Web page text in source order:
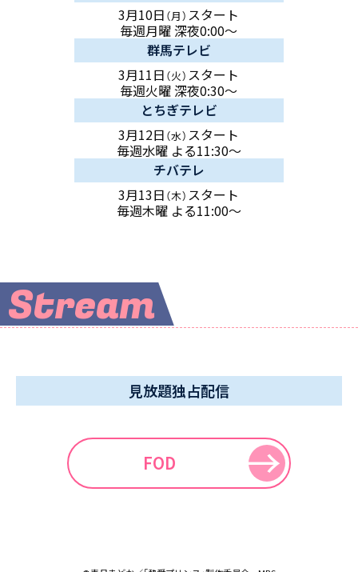
3月10日 （月） スタート
毎週月曜 深夜0:00～
群馬テレビ
3月11日 （火） スタート
毎週火曜 深夜0:30～
とちぎテレビ
3月12日 （水） スタート
毎週水曜 よる11:30～
チバテレ
3月13日 （木） スタート
毎週木曜 よる11:00～
Stream
見放題独占配信
FOD